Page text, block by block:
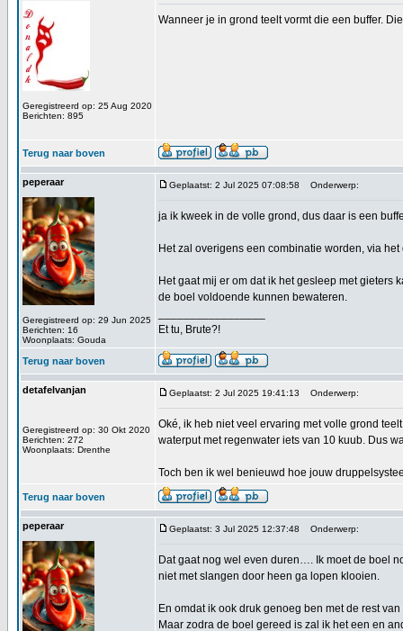
Geregistreerd op: 25 Aug 2020
Berichten: 895
Wanneer je in grond teelt vormt die een buffer.
Terug naar boven
peperaar
Geregistreerd op: 29 Jun 2025
Berichten: 16
Woonplaats: Gouda
Geplaatst: 2 Jul 2025 07:08:58 Onderwerp:
ja ik kweek in de volle grond, dus daar is een
Het zal overigens een combinatie worden, via
Het gaat mij er om dat ik het gesleep met
de boel voldoende kunnen bewateren.
Et tu, Brute?!
Terug naar boven
detafelvanjan
Geregistreerd op: 30 Okt 2020
Berichten: 272
Woonplaats: Drenthe
Geplaatst: 2 Jul 2025 19:41:13 Onderwerp:
Oké, ik heb niet veel ervaring met volle grond
waterput met regenwater iets van 10 kuub. Dus
Toch ben ik wel benieuwd hoe jouw
Terug naar boven
peperaar Geplaatst: 3 Jul 2025 12:37:48 Onderwerp:
Dat gaat nog wel even duren…. Ik moet de boel
niet met slangen door heen ga lopen klooien.
En omdat ik ook druk genoeg ben met de rest
Maar zodra de boel gereed is zal ik het een en